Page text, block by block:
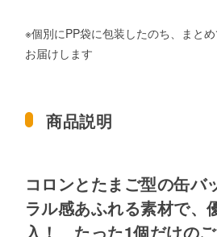
※個別にPP袋に包装したのち、まと
お届けします
商品説明
コロンとたまご型の缶バ
ラル感あふれる素材で、
入！ たった1個だけのご